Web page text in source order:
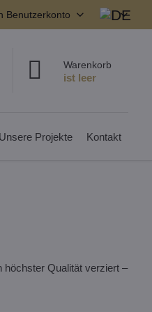
Benutzerkonto
Warenkorb
Unsere Projekte Kontakt
höchster Qualität verziert –